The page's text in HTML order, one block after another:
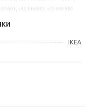
IKEA